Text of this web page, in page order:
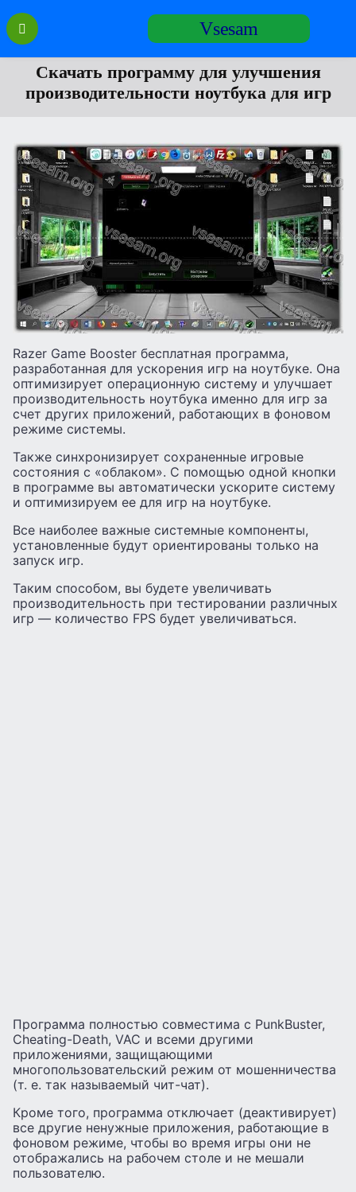
Перейти
содержанию
Vsesam
Скачать программу для улучшения
производительности ноутбука для игр
Razer Game Booster бесплатная программа,
разработанная для ускорения игр на ноутбуке. Она
оптимизирует операционную систему и улучшает
производительность ноутбука именно для игр за
счет других приложений, работающих в фоновом
режиме системы.
Также синхронизирует сохраненные игровые
состояния с «облаком». С помощью одной кнопки
в программе вы автоматически ускорите систему
и оптимизируем ее для игр на ноутбуке.
Все наиболее важные системные компоненты,
установленные будут ориентированы только на
запуск игр.
Таким способом, вы будете увеличивать
производительность при тестировании различных
игр — количество FPS будет увеличиваться.
Программа полностью совместима с PunkBuster,
Cheating-Death, VAC и всеми другими
приложениями, защищающими
многопользовательский режим от мошенничества
(т. е. так называемый чит-чат).
Кроме того, программа отключает (деактивирует)
все другие ненужные приложения, работающие в
фоновом режиме, чтобы во время игры они не
отображались на рабочем столе и не мешали
пользователю.